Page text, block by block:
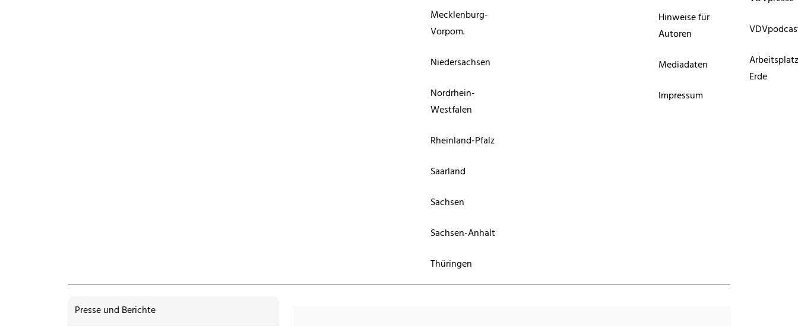
Mecklenburg-
Vorpom.
Niedersachsen
Nordrhein-
Westfalen
Rheinland-Pfalz
Saarland
Sachsen
Sachsen-Anhalt
Thüringen
Hinweise für
Autoren
Mediadaten
Impressum
Erde
Presse und Berichte